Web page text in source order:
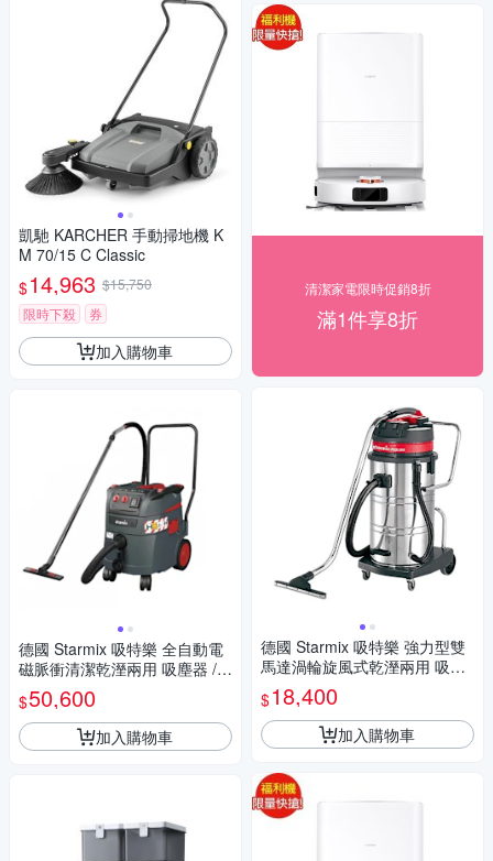
凱馳 KARCHER 手動掃地機 K
M 70/15 C Classic
$14,963 $15,750
限時下殺
券
加入購物車
德國 Starmix 吸特樂 全自動電
磁脈衝清潔乾溼兩用 吸塵器 /台
ISP H-1435 頂配款
$50,600
加入購物車
清潔家電限時促銷8折
滿1件享8折
德國 Starmix 吸特樂 強力型雙
馬達渦輪旋風式乾溼兩用 吸塵
器 /台 GS-2078
$18,400
加入購物車